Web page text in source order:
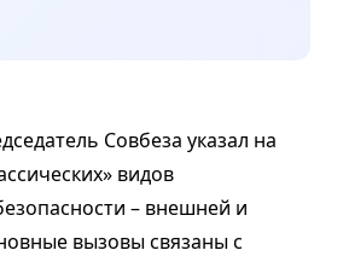
Совбеза указал на
видов
– внешней и
вызовы связаны с